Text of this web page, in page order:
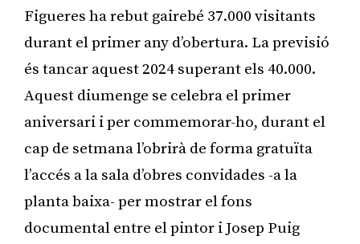
Figueres ha rebut gairebé 37.000 visitants
durant el primer any d’obertura. La previsió
és tancar aquest 2024 superant els 40.000.
Aquest diumenge se celebra el primer
aniversari i per commemorar-ho, durant el
cap de setmana l’obrirà de forma gratuïta
l’accés a la sala d’obres convidades -a la
planta baixa- per mostrar el fons
documental entre el pintor i Josep Puig